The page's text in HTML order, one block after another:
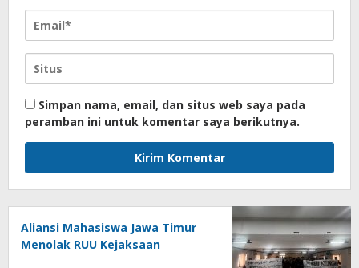
Simpan nama, email, dan situs web saya pada
peramban ini untuk komentar saya berikutnya.
Aliansi Mahasiswa Jawa Timur
Menolak RUU Kejaksaan